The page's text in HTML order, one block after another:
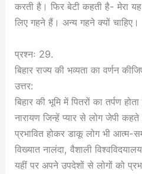
करती है। फिर बेटी कहती है- मेरा यह
लिए गहने हैं। अन्य गहने क्यों चाहिए।
प्रश्नः 29.
बिहार राज्य की भव्यता का वर्णन
उत्तर:
बिहार की भूमि में पितरों का तर्पण
नारायण जिन्हें प्यार से लोग जेपी
प्रभावित होकर डाकू लोग भी आत्म-
विख्यात नालंदा, वैशाली
यहीं पर अपने उपदेशों से लोगों को